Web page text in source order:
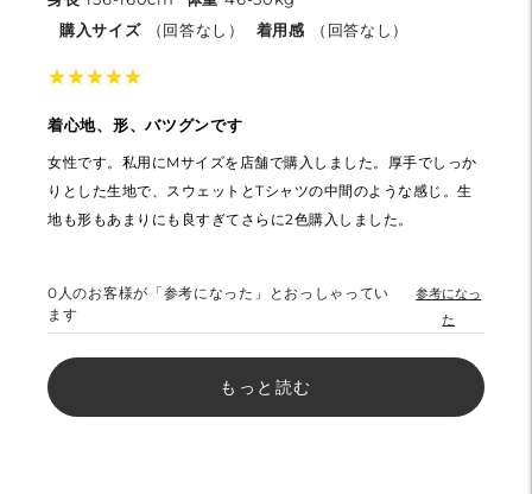
購入サイズ
（回答なし） 着用感 （回答なし）
★★★★★
★★★★★
着心地、形、バツグンです
女性です。私用にMサイズを店舗で購入しました。厚手でしっか
りとした生地で、スウェットとTシャツの中間のような感じ。生
地も形もあまりにも良すぎてさらに2色購入しました。
0 人のお客様が「参考になった」とおっしゃってい
ます
参考になっ
た
もっと読む